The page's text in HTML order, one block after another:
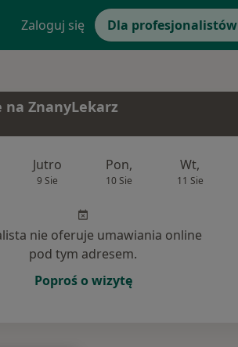
Zaloguj się Dla profesjonalistów
na ZnanyLekarz
Jutro
9 Sie
Pon,
10 Sie
Wt,
11 Sie
nie oferuje umawiania online
pod tym adresem.
Poproś o wizytę